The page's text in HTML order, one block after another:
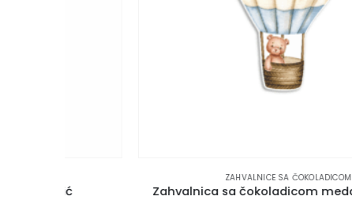
ZAHVALNICE SA ČOKOLADICOM
Zahvalnica sa čokoladicom meda air balloon